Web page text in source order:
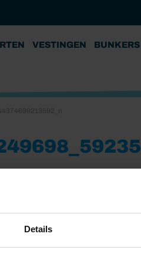
Details
VESTINGEN BUNKERS